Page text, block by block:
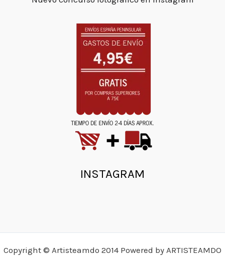
INSTAGRAM
Copyright © Artisteamdo 2014 Powered by ARTISTEAMDO